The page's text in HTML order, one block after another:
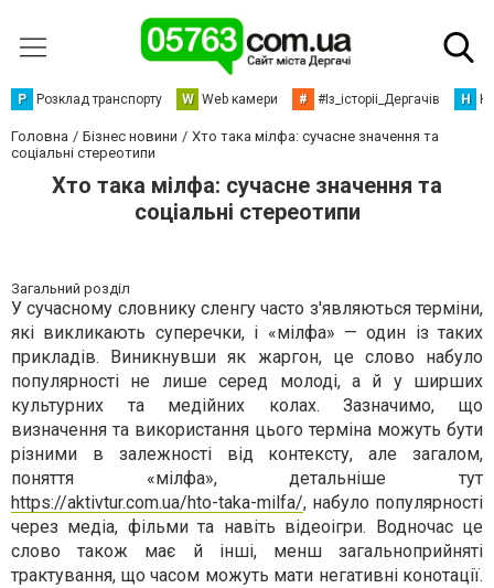
Р Розклад транспорту W Web камери # #Із_історіі_Дергачів Н
Головна Бізнес новини
Хто така мілфа: сучасне значення та
соціальні стереотипи
Хто така мілфа: сучасне значення та
соціальні стереотипи
Загальний розділ
У сучасному словнику сленгу часто з'являються терміни,
які викликають суперечки, і «мілфа» — один із таких
прикладів. Виникнувши як жаргон, це слово набуло
популярності не лише серед молоді, а й у ширших
культурних та медійних колах. Зазначимо, що
визначення та використання цього терміна можуть бути
різними в залежності від контексту, але загалом,
поняття «мілфа», детальніше тут
https://aktivtur.com.ua/hto-taka-milfa/, набуло популярності
через медіа, фільми та навіть відеоігри. Водночас це
слово також має й інші, менш загальноприйняті
трактування, що часом можуть мати негативні конотації.